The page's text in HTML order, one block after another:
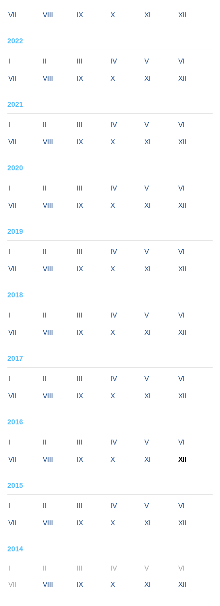
VII VIII IX X XI XII
2022
I II III IV V VI
VII VIII IX X XI XII
2021
I II III IV V VI
VII VIII IX X XI XII
2020
I II III IV V VI
VII VIII IX X XI XII
2019
I II III IV V VI
VII VIII IX X XI XII
2018
I II III IV V VI
VII VIII IX X XI XII
2017
I II III IV V VI
VII VIII IX X XI XII
2016
I II III IV V VI
VII VIII IX X XI XII
2015
I II III IV V VI
VII VIII IX X XI XII
2014
I II III IV V VI
VII VIII IX X XI XII